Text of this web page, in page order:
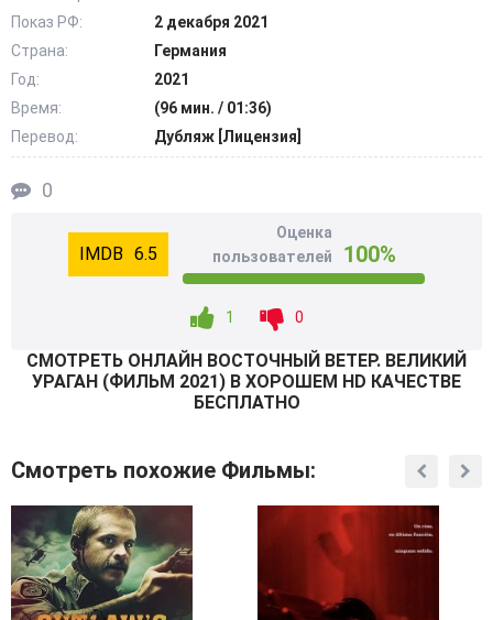
друзьям. Но у ребят остается совсем мало времени,
чтобы исправить ситуацию, иначе быть беде. @Filmix.fan
Показ РФ:
2 декабря 2021
Страна:
Германия
Год:
2021
Время:
(96 мин. / 01:36)
Перевод:
Дубляж [Лицензия]
0
6.5
Оценка
пользователей
100%
1 0
СМОТРEТЬ ОНЛАЙН ВОСТОЧНЫЙ ВЕТЕР. ВЕЛИКИЙ
УРАГАН (ФИЛЬМ 2021) В ХОРОШЕМ HD КАЧЕСТВЕ
БЕСПЛАТНО
Смотреть похожие Фильмы: